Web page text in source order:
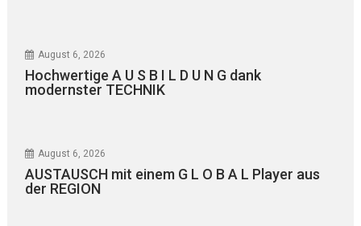
August 6, 2026
Hochwertige A U S B I L D U N G dank
modernster TECHNIK
August 6, 2026
AUSTAUSCH mit einem G L O B A L Player aus
der REGION